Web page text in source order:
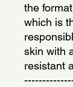
the
which is
skin with
resistant